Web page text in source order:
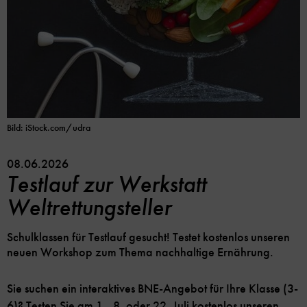
Bild: iStock.com/udra
08.06.2026
Testlauf zur Werkstatt
Weltrettungsteller
Schulklassen für Testlauf gesucht! Testet kostenlos unseren
neuen Workshop zum Thema nachhaltige Ernährung.
Sie suchen ein interaktives BNE-Angebot für Ihre Klasse (3-